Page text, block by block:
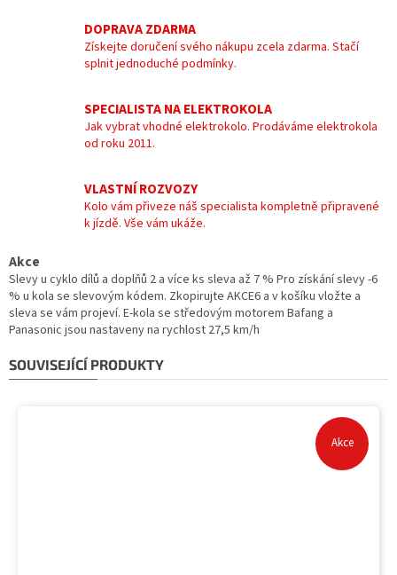
DOPRAVA ZDARMA
Získejte doručení svého nákupu zcela zdarma. Stačí
splnit jednoduché podmínky.
SPECIALISTA NA ELEKTROKOLA
Jak vybrat vhodné elektrokolo. Prodáváme elektrokola
od roku 2011.
VLASTNÍ ROZVOZY
Kolo vám přiveze náš specialista kompletně připravené
k jízdě. Vše vám ukáže.
Akce
Slevy u cyklo dílů a doplňů 2 a více ks sleva až 7 % Pro získání slevy -6
% u kola se slevovým kódem. Zkopirujte AKCE6 a v košíku vložte a
sleva se vám projeví. E-kola se středovým motorem Bafang a
Panasonic jsou nastaveny na rychlost 27,5 km/h
SOUVISEJÍCÍ PRODUKTY
Akce